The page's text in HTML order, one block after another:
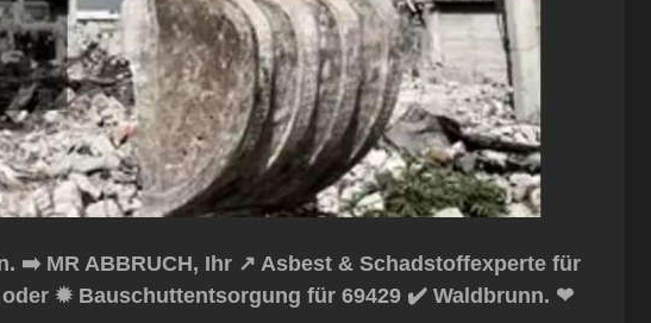
➡️ MR ABBRUCH, Ihr ↗️ Asbest & Schadstoffexperte für
✹ Bauschuttentsorgung für 69429 ✔️ Waldbrunn. ❤